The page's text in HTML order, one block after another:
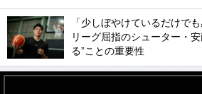
「少しぼやけているだけで
リーグ屈指のシューター・
る”ことの重要性